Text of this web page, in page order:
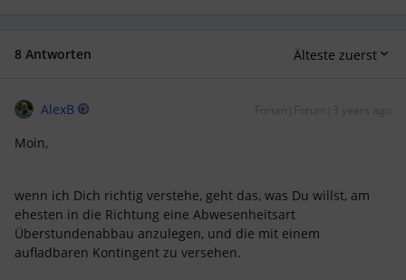
8 Antworten Älteste zuerst
AlexB Forum|Forum|3 years ago
Moin,
wenn ich Dich richtig verstehe, geht das, was Du willst, am
ehesten in die Richtung eine Abwesenheitsart
Überstundenabbau anzulegen, und die mit einem
aufladbaren Kontingent zu versehen.